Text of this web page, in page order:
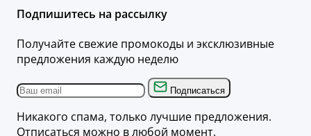
Подпишитесь на рассылку
Получайте свежие промокоды и эксклюзивные
предложения каждую неделю
Подписаться
Никакого спама, только лучшие предложения.
Отписаться можно в любой момент.